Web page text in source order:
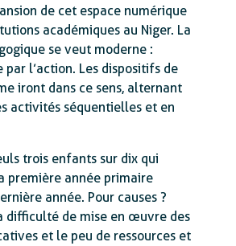
de cet espace numérique
académiques au Niger. La
se veut moderne :
par l’action. Les dispositifs de
iront dans ce sens, alternant
activités séquentielles et en
trois enfants sur dix qui
première année primaire
année. Pour causes ?
difficulté de mise en œuvre des
et le peu de ressources et